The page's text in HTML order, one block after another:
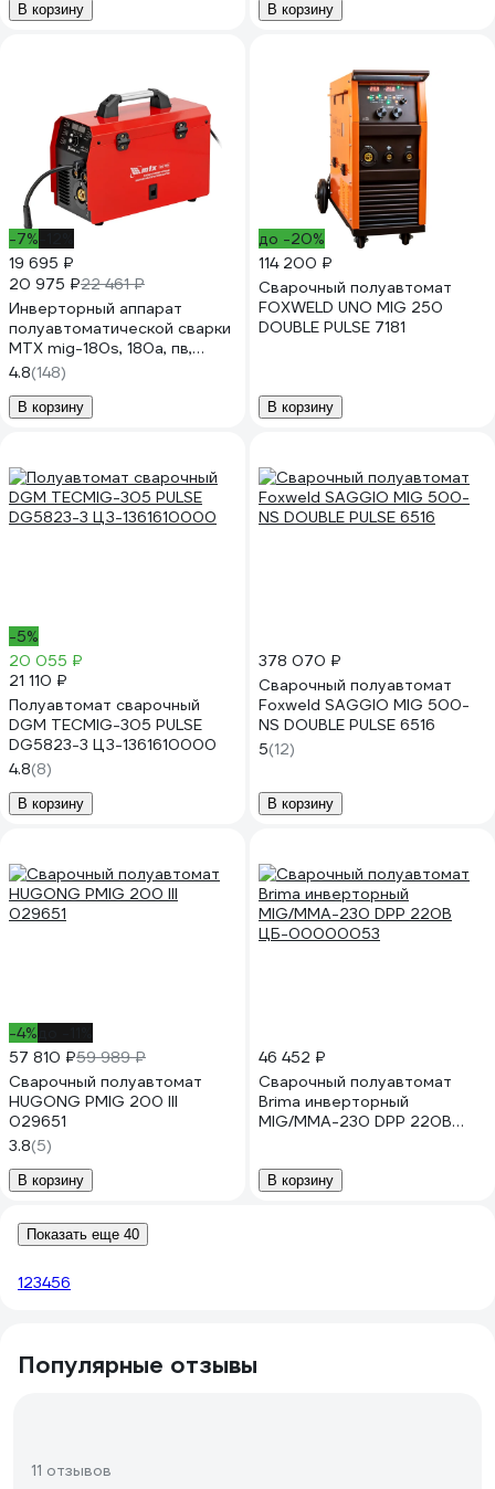
В корзину В корзину
-7%
19 695 ₽
20 975 ₽22 461 ₽
Инверторный аппарат
полуавтоматической сварки
MTX mig-180s, 180a, пв,
катушка 5 кг 94302
4.8(148)
В корзину
до -20%
114 200 ₽
Сварочный полуавтомат
FOXWELD UNO MIG 250
DOUBLE PULSE 7181
В корзину
-5%
20 055 ₽
21 110 ₽
Полуавтомат сварочный
DGM TECMIG-305 PULSE
DG5823-3 ЦЗ-1361610000
4.8(8)
В корзину
378 070 ₽
Сварочный полуавтомат
Foxweld SAGGIO MIG 500-
NS DOUBLE PULSE 6516
5(12)
В корзину
-4%
57 810 ₽59 989 ₽
Сварочный полуавтомат
HUGONG PMIG 200 III
029651
3.8(5)
В корзину
46 452 ₽
Сварочный полуавтомат
Brima инверторный
MIG/MMA-230 DPP 220В
В корзину
Показать еще 40
123456
Популярные отзывы
11 отзывов